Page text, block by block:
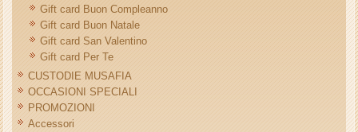
Gift card Buon Compleanno
Gift card Buon Natale
Gift card San Valentino
Gift card Per Te
CUSTODIE MUSAFIA
OCCASIONI SPECIALI
PROMOZIONI
Accessori